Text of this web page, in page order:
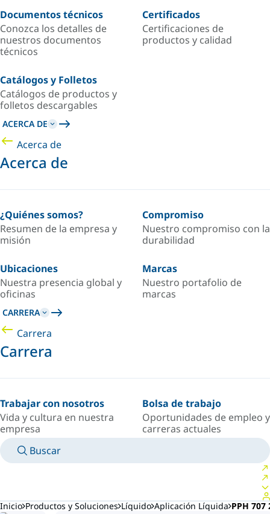
Documentos técnicos
Conozca los detalles de
nuestros documentos
técnicos
Certificados
Certificaciones de
productos y calidad
Catálogos y Folletos
Catálogos de productos y
folletos descargables
ACERCA DE
Acerca de
Acerca de
¿Quiénes somos?
Resumen de la empresa y
misión
Compromiso
Nuestro compromiso con la
durabilidad
Ubicaciones
Nuestra presencia global y
oficinas
Marcas
Nuestro portafolio de
marcas
CARRERA
Carrera
Carrera
Trabajar con nosotros
Vida y cultura en nuestra
empresa
Bolsa de trabajo
Oportunidades de empleo y
carreras actuales
Buscar
Inicio Productos y Soluciones Líquido Aplicación Líquida PPH 707